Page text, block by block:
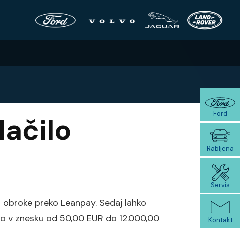
preko Leanpay. Sedaj lahko
znesku od 50,00 EUR do 12.000,00
Ford
Rabljena
Servis
Kontakt
×
×